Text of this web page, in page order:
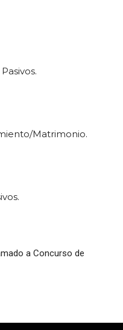
Matrimonio.
a Concurso de